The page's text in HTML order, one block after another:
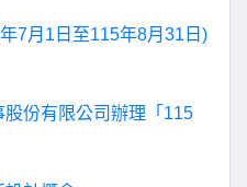
7月1日至115年8月31日)
份有限公司辦理「115